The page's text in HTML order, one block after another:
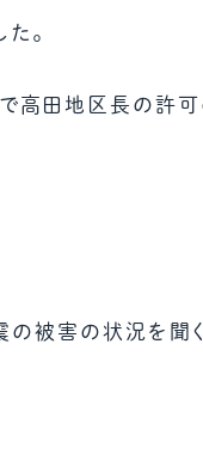
。
高田地区長の許可
の被害の状況を聞